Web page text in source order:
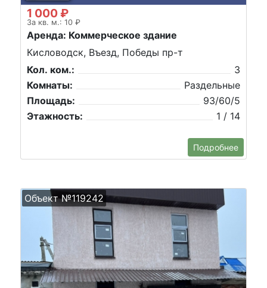
1 000 ₽
За кв. м.: 10 ₽
Аренда: Коммерческое здание
Кисловодск, Въезд, Победы пр-т
Кол. ком.:
3
Комнаты:
Раздельные
Площадь:
93/60/5
Этажность:
1 / 14
Подробнее
Объект №119242